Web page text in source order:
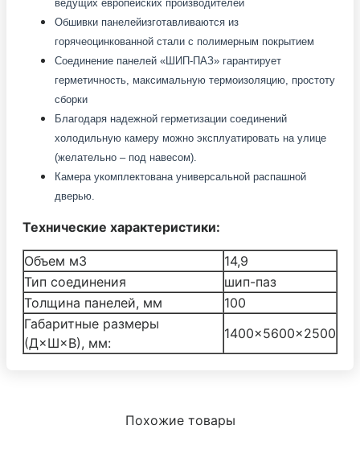
ведущих европейских производителей
Обшивки панелейизготавливаются из
горячеоцинкованной стали с полимерным покрытием
Соединение панелей «ШИП-ПАЗ» гарантирует
герметичность, максимальную термоизоляцию, простоту
сборки
Благодаря надежной герметизации соединений
холодильную камеру можно эксплуатировать на улице
(желательно – под навесом).
Камера укомплектована универсальной распашной
дверью.
Технические характеристики:
Объем м3
14,9
Тип соединения
шип-паз
Толщина панелей, мм
100
Габаритные размеры
(Д×Ш×В), мм:
1400×5600×2500
Похожие товары